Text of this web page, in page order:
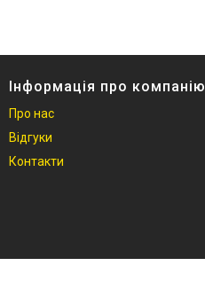
Інформація про компанію
Про нас
Відгуки
Контакти